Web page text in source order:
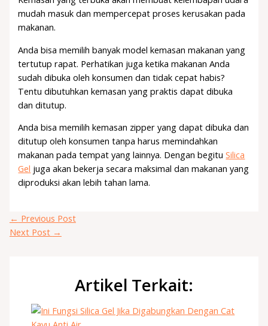
mudah masuk dan mempercepat proses kerusakan pada
makanan.
Anda bisa memilih banyak model kemasan makanan yang
tertutup rapat. Perhatikan juga ketika makanan Anda
sudah dibuka oleh konsumen dan tidak cepat habis?
Tentu dibutuhkan kemasan yang praktis dapat dibuka
dan ditutup.
Anda bisa memilih kemasan zipper yang dapat dibuka dan
ditutup oleh konsumen tanpa harus memindahkan
makanan pada tempat yang lainnya. Dengan begituSilica
Gel juga akan bekerja secara maksimal dan makanan yang
diproduksi akan lebih tahan lama.
← Previous Post
Next Post →
Artikel Terkait: